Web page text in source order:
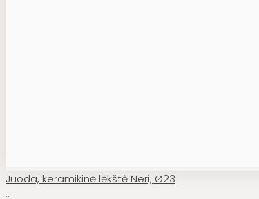
Juoda, keramikinė lėkštė Neri, Ø23
..